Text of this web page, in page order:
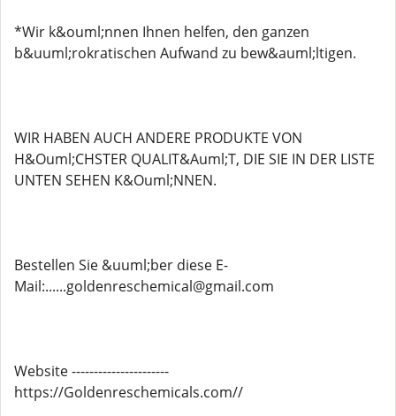
*Wir k&ouml;nnen Ihnen helfen, den ganzen
b&uuml;rokratischen Aufwand zu bew&auml;ltigen.
WIR HABEN AUCH ANDERE PRODUKTE VON
H&Ouml;CHSTER QUALIT&Auml;T, DIE SIE IN DER LISTE
UNTEN SEHEN K&Ouml;NNEN.
Bestellen Sie &uuml;ber diese E-
Mail:......goldenreschemical@gmail.com
Website ----------------------
https://Goldenreschemicals.com//